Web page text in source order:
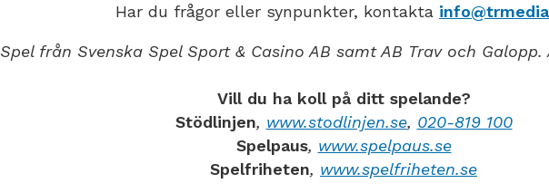
Har du frågor eller synpunkter, kontakta
Spel från Svenska Spel Sport & Casino AB samt AB Trav och Galopp.
Vill du ha koll på ditt spelande?
Stödlinjen, www.stodlinjen.se, 020-819 100
Spelpaus, www.spelpaus.se
Spelfriheten, www.spelfriheten.se